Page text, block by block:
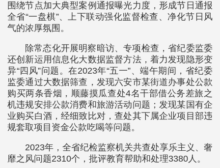
围绕节点加大典型案例通报曝光力度，形成节日通报
全省“一盘棋”、上下联动强化监督检查、净化节日风
气的浓厚氛围。
除常态化开展明察暗访、专项检查，省纪委监委
还创新运用信息化大数据监督方法，着力发现隐形变
异“四风”问题。在2023年“五一”、端午期间，省纪委
监委通过大数据筛查，发现六安市某街道办事处公款
购买两条香烟，顺藤摸瓜查处4名干部借公务差旅之
机违规安排公款消费和旅游活动问题；发现某国有企
业购买白酒，经细致比对，查处其下属企业项目部违
规套取项目资金公款吃喝等问题。
2023年，全省纪检监察机关共查处享乐主义、奢
靡之风问题2310个，批评教育帮助和处理3380人。